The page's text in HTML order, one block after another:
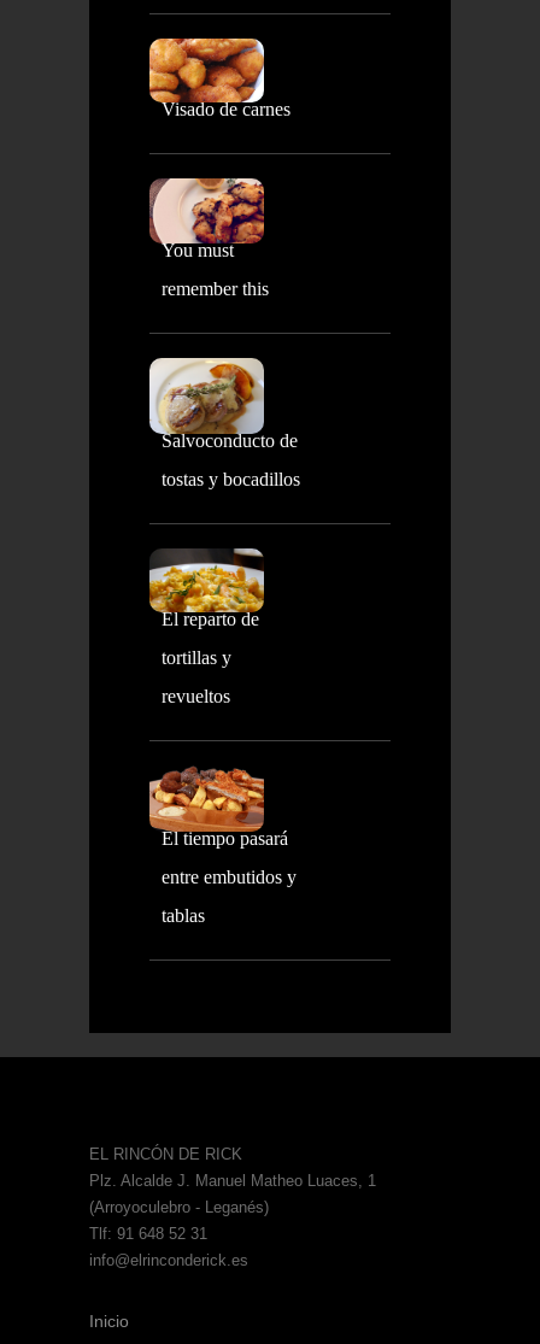
Visado de carnes
You must
remember this
Salvoconducto de
tostas y bocadillos
El reparto de
tortillas y
revueltos
El tiempo pasará
entre embutidos y
tablas
EL RINCÓN DE RICK
Plz. Alcalde J. Manuel Matheo Luaces, 1
(Arroyoculebro - Leganés)
Tlf: 91 648 52 31
info@elrinconderick.es
Inicio